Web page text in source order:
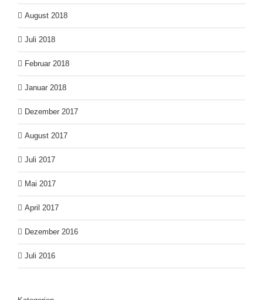
August 2018
Juli 2018
Februar 2018
Januar 2018
Dezember 2017
August 2017
Juli 2017
Mai 2017
April 2017
Dezember 2016
Juli 2016